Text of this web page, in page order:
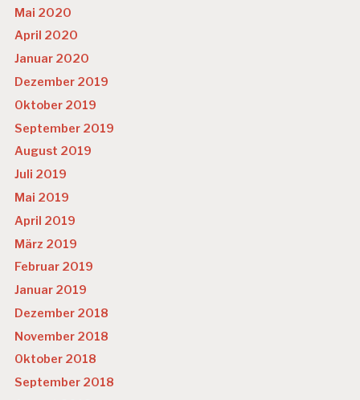
Mai 2020
April 2020
Januar 2020
Dezember 2019
Oktober 2019
September 2019
August 2019
Juli 2019
Mai 2019
April 2019
März 2019
Februar 2019
Januar 2019
Dezember 2018
November 2018
Oktober 2018
September 2018